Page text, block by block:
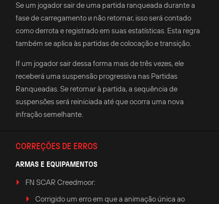
Se um jogador sair de uma partida ranqueada durante a
fase de carregamento и não retornar, isso será contado
como derrota e registrado em suas estatísticas. Esta regra
também se aplica às partidas de colocação e transição.
If um jogador sair dessa forma mais de três vezes, ele
receberá uma suspensão progressiva nas Partidas
Ranqueadas. Se retornar à partida, a sequência de
suspensões será reiniciada até que ocorra uma nova
infração semelhante.
CORREÇÕES DE ERROS
ARMAS E EQUIPAMENTOS
FN SCAR Creedmoor:
Corrigido um erro em que a animação única ao